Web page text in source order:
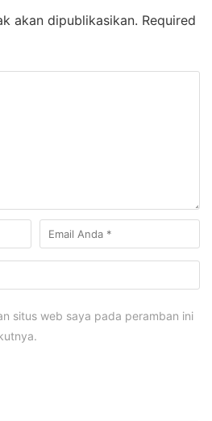
akan dipublikasikan. Required
situs web saya pada peramban ini